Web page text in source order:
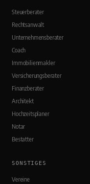
Steuerberater
Rechtsanwalt
Unternehmensberater
Coach
Immobilienmakler
Versicherungsberater
Finanzberater
Architekt
Hochzeitsplaner
Notar
Bestatter
SONSTIGES
Vereine